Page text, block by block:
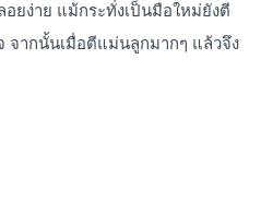
ยง่าย แม้กระทั่งเป็นมือใหม่ยังตี
ากนั้นเมื่อตีแม่นลูกมากๆ แล้วจึง